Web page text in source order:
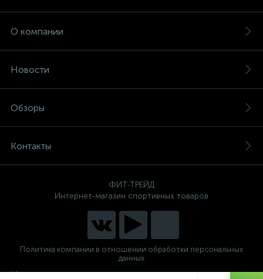
О компании
Новости
Обзоры
Контакты
ФИТ-ТРЕЙД
Интернет-магазин спортивных товаров
Политика компании в отношении обработки персональных
данных
Интернет магазин спортивных тренажеров для дома и